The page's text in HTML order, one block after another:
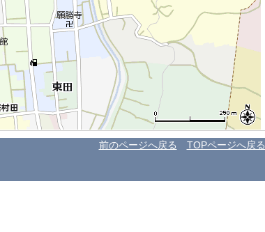
前のページへ戻る TOPページへ戻る